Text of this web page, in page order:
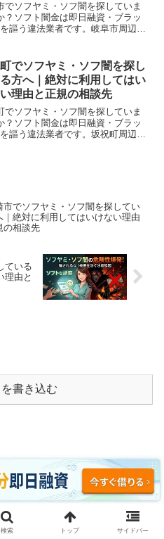
でソフヤミ・ソフ闇を探していま
？ソフト闇金は即日融資・ブラッ
謳う違法業者です。岐阜市周辺で
ださい。
でソフヤミ・ソフ闇を探し
方へ｜絶対に利用してはい
理由と正規の相談先
でソフヤミ・ソフ闇を探していま
？ソフト闇金は即日融資・ブラッ
謳う違法業者です。坂祝町周辺で
市でソフヤミ・ソフ闇を探してい
｜絶対に利用してはいけない理由
の相談先
ている
理由と
書き込む
るな｜即日融資・ブラッ
検索 トップ サイドバー